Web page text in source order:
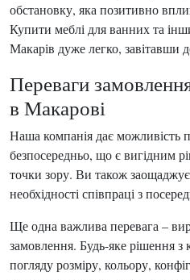
обстановку, яка позитивно
Купити меблі для ванних та
Макарів дуже легко, завітавши
Переваги
в Макарові
Наша компанія дає можливість
безпосередньо, що є вигідним
точки зору. Ви також
необхідності співпраці з
Ще одна важлива перевага –
замовлення. Будь-яке рішення
погляду розміру, кольору,